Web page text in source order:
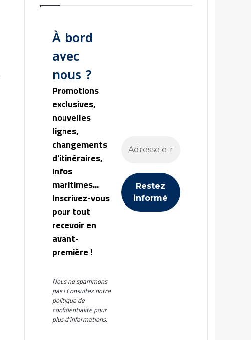
À bord
avec
nous ?
Promotions
exclusives,
nouvelles
lignes,
changements
d’itinéraires,
infos
maritimes...
Inscrivez-vous
pour tout
recevoir en
avant-
première !
Nous ne spammons
pas ! Consultez notre
politique de
confidentialitépour
plus d’informations.